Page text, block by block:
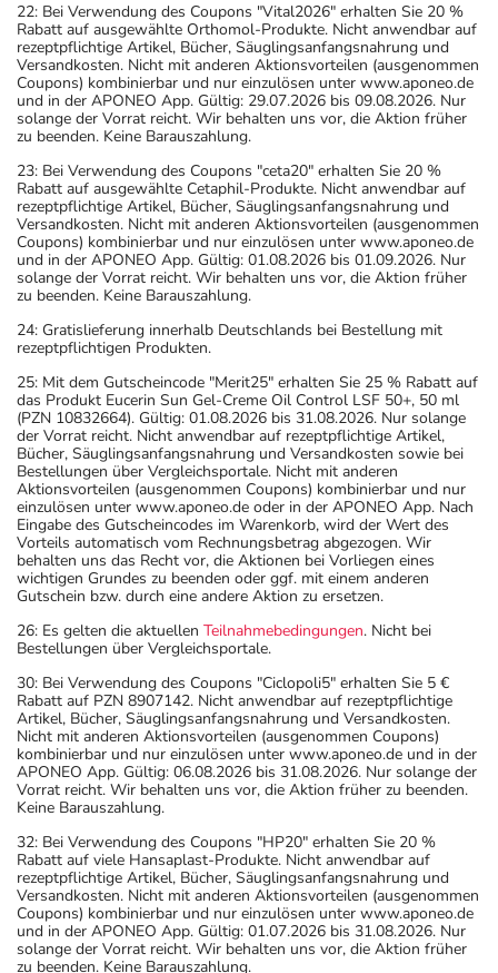
22: Bei Verwendung des Coupons "Vital2026" erhalten Sie 20 %
Rabatt auf ausgewählte Orthomol-Produkte. Nicht anwendbar auf
rezeptpflichtige Artikel, Bücher, Säuglingsanfangsnahrung und
Versandkosten. Nicht mit anderen Aktionsvorteilen (ausgenommen
Coupons) kombinierbar und nur einzulösen unter www.aponeo.de
und in der APONEO App. Gültig: 29.07.2026 bis 09.08.2026. Nur
solange der Vorrat reicht. Wir behalten uns vor, die Aktion früher
zu beenden. Keine Barauszahlung.
23: Bei Verwendung des Coupons "ceta20" erhalten Sie 20 %
Rabatt auf ausgewählte Cetaphil-Produkte. Nicht anwendbar auf
rezeptpflichtige Artikel, Bücher, Säuglingsanfangsnahrung und
Versandkosten. Nicht mit anderen Aktionsvorteilen (ausgenommen
Coupons) kombinierbar und nur einzulösen unter www.aponeo.de
und in der APONEO App. Gültig: 01.08.2026 bis 01.09.2026. Nur
solange der Vorrat reicht. Wir behalten uns vor, die Aktion früher
zu beenden. Keine Barauszahlung.
24: Gratislieferung innerhalb Deutschlands bei Bestellung mit
rezeptpflichtigen Produkten.
25: Mit dem Gutscheincode "Merit25" erhalten Sie 25 % Rabatt auf
das Produkt Eucerin Sun Gel-Creme Oil Control LSF 50+, 50 ml
(PZN 10832664). Gültig: 01.08.2026 bis 31.08.2026. Nur solange
der Vorrat reicht. Nicht anwendbar auf rezeptpflichtige Artikel,
Bücher, Säuglingsanfangsnahrung und Versandkosten sowie bei
Bestellungen über Vergleichsportale. Nicht mit anderen
Aktionsvorteilen (ausgenommen Coupons) kombinierbar und nur
einzulösen unter www.aponeo.de oder in der APONEO App. Nach
Eingabe des Gutscheincodes im Warenkorb, wird der Wert des
Vorteils automatisch vom Rechnungsbetrag abgezogen. Wir
behalten uns das Recht vor, die Aktionen bei Vorliegen eines
wichtigen Grundes zu beenden oder ggf. mit einem anderen
Gutschein bzw. durch eine andere Aktion zu ersetzen.
26: Es gelten die aktuellen Teilnahmebedingungen. Nicht bei
Bestellungen über Vergleichsportale.
30: Bei Verwendung des Coupons "Ciclopoli5" erhalten Sie 5 €
Rabatt auf PZN 8907142. Nicht anwendbar auf rezeptpflichtige
Artikel, Bücher, Säuglingsanfangsnahrung und Versandkosten.
Nicht mit anderen Aktionsvorteilen (ausgenommen Coupons)
kombinierbar und nur einzulösen unter www.aponeo.de und in der
APONEO App. Gültig: 06.08.2026 bis 31.08.2026. Nur solange der
Vorrat reicht. Wir behalten uns vor, die Aktion früher zu beenden.
Keine Barauszahlung.
32: Bei Verwendung des Coupons "HP20" erhalten Sie 20 %
Rabatt auf viele Hansaplast-Produkte. Nicht anwendbar auf
rezeptpflichtige Artikel, Bücher, Säuglingsanfangsnahrung und
Versandkosten. Nicht mit anderen Aktionsvorteilen (ausgenommen
Coupons) kombinierbar und nur einzulösen unter www.aponeo.de
und in der APONEO App. Gültig: 01.07.2026 bis 31.08.2026. Nur
solange der Vorrat reicht. Wir behalten uns vor, die Aktion früher
zu beenden. Keine Barauszahlung.